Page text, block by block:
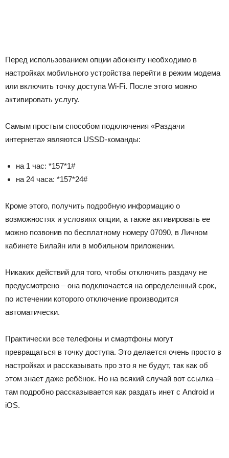
Перед использованием опции абоненту необходимо в
настройках мобильного устройства перейти в режим модема
или включить точку доступа Wi-Fi. После этого можно
активировать услугу.
Самым простым способом подключения «Раздачи
интернета» являются USSD-команды:
на 1 час: *157*1#
на 24 часа: *157*24#
Кроме этого, получить подробную информацию о
возможностях и условиях опции, а также активировать ее
можно позвонив по бесплатному номеру 07090, в Личном
кабинете Билайн или в мобильном приложении.
Никаких действий для того, чтобы отключить раздачу не
предусмотрено – она подключается на определенный срок,
по истечении которого отключение производится
автоматически.
Практически все телефоны и смартфоны могут
превращаться в точку доступа. Это делается очень просто в
настройках и рассказывать про это я не будут, так как об
этом знает даже ребёнок. Но на всякий случай вот ссылка –
там подробно рассказывается как раздать инет с Android и
iOS.